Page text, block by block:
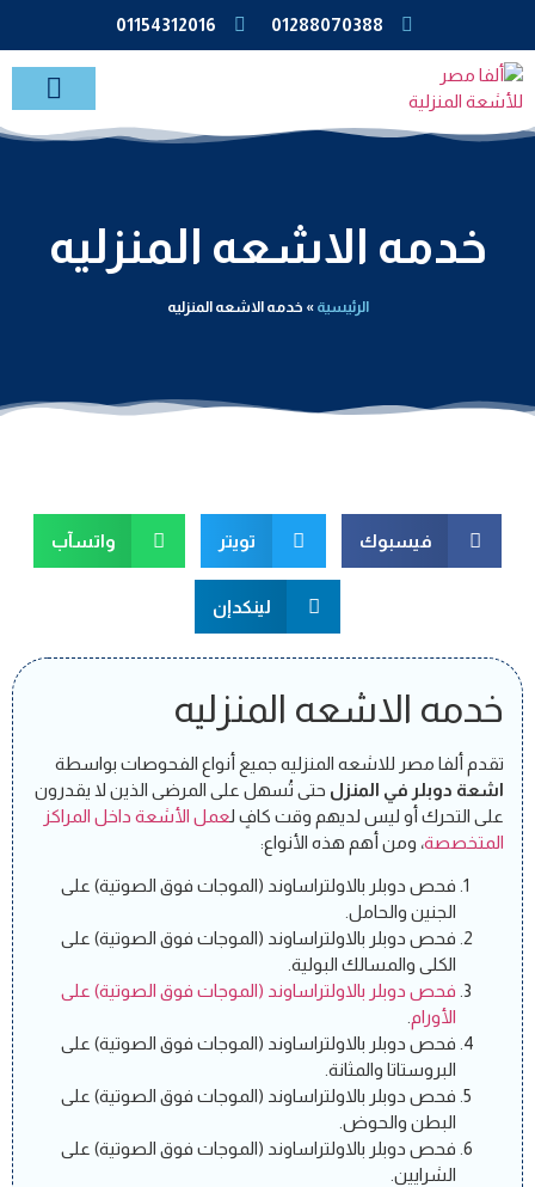
01288070388
01154312016
خدمه الاشعه المنزليه
الرئيسية » خدمه الاشعه المنزليه
فيسبوك تويتر واتسآب
لينكدإن
خدمه الاشعه المنزليه
تقدم ألفا مصر للاشعه المنزليه جميع أنواع الفحوصات بواسطة
اشعة دوبلر في المنزل حتى تُسهل على المرضى الذين لا يقدرون
على التحرك أو ليس لديهم وقت كافٍ لعمل الأشعة داخل المراكز
المتخصصة، ومن أهم هذه الأنواع:
فحص دوبلر بالاولتراساوند (الموجات فوق الصوتية) على
الجنين والحامل.
فحص دوبلر بالاولتراساوند (الموجات فوق الصوتية) على
الكلى والمسالك البولية.
فحص دوبلر بالاولتراساوند (الموجات فوق الصوتية) على
الأورام
فحص دوبلر بالاولتراساوند (الموجات فوق الصوتية) على
البروستاتا والمثانة.
فحص دوبلر بالاولتراساوند (الموجات فوق الصوتية) على
البطن والحوض.
فحص دوبلر بالاولتراساوند (الموجات فوق الصوتية) على
الشرايين.